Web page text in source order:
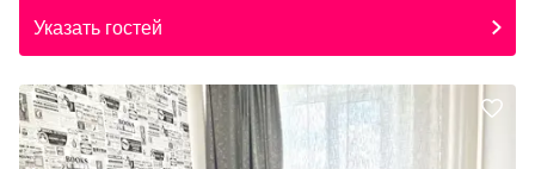
Указать гостей